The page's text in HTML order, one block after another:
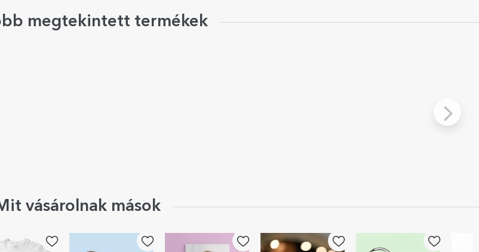
megtekintett termékek
vásárolnak mások